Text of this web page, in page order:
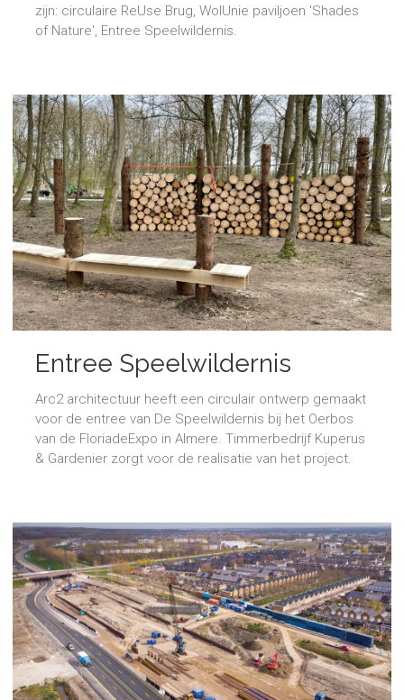
zijn: circulaire ReUse Brug, WolUnie paviljoen 'Shades
of Nature', Entree Speelwildernis.
Entree Speelwildernis
Floriade
Arc2 architectuur heeft een circulair ontwerp gemaakt
voor de entree van De Speelwildernis bij het Oerbos
van de FloriadeExpo in Almere. Timmerbedrijf Kuperus
& Gardenier zorgt voor de realisatie van het project.